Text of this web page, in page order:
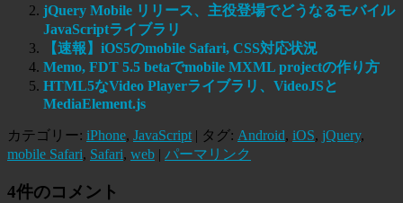
jQuery Mobile リリース、主役登場でどうなるモバイル
JavaScriptライブラリ
【速報】iOS5のmobile Safari, CSS対応状況
Memo, FDT 5.5 betaでmobile MXML projectの作り方
HTML5なVideo Playerライブラリ、VideoJSと
MediaElement.js
カテゴリー: iPhone, JavaScript | タグ: Android, iOS, jQuery,
mobile Safari, Safari, web | パーマリンク
4件のコメント